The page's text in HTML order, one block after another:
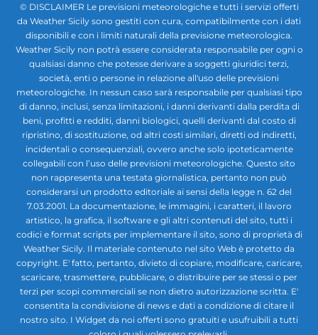
© DISCLAIMER Le previsioni meteorologiche e tutti i servizi offerti
da Weather Sicily sono gestiti con cura, compatibilmente con i dati
disponibili e con i limiti naturali della previsione meteorologica.
Weather Sicily non potrà essere considerata responsabile per ogni o
qualsiasi danno che potesse derivare a soggetti giuridici terzi,
società, enti o persone in relazione all'uso delle previsioni
meteorologiche. In nessun caso sarà responsabile per qualsiasi tipo
di danno, inclusi, senza limitazioni, i danni derivanti dalla perdita di
beni, profitti e redditi, danni biologici, quelli derivanti dal costo di
ripristino, di sostituzione, od altri costi similari, diretti od indiretti,
incidentali o consequenziali, ovvero anche solo ipoteticamente
collegabili con l’uso delle previsioni meteorologiche. Questo sito
non rappresenta una testata giornalistica, pertanto non può
considerarsi un prodotto editoriale ai sensi della legge n. 62 del
7.03.2001. La documentazione, le immagini, i caratteri, il lavoro
artistico, la grafica, il software e gli altri contenuti del sito, tutti i
codici e format scripts per implementare il sito, sono di proprietà di
Weather Sicily. Il materiale contenuto nel sito Web è protetto da
copyright. E' fatto, pertanto, divieto di copiare, modificare, caricare,
scaricare, trasmettere, pubblicare, o distribuire per se stessi o per
terzi per scopi commerciali se non dietro autorizzazione scritta. E'
consentita la condivisione di news e dati a condizione di citare il
nostro sito. I Widget da noi offerti sono gratuiti e usufruibili a tutti